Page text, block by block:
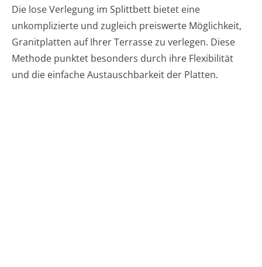
Die lose Verlegung im Splittbett bietet eine
unkomplizierte und zugleich preiswerte Möglichkeit,
Granitplatten auf Ihrer Terrasse zu verlegen. Diese
Methode punktet besonders durch ihre Flexibilität
und die einfache Austauschbarkeit der Platten.